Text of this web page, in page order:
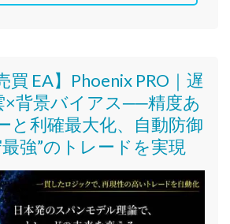
買 EA】Phoenix PRO｜遅
×背景バイアス──精度あ
と利確最大化、自動防御
最強”のトレードを実現